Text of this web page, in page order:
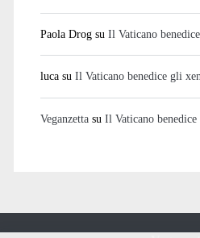
Paola Drogsu Il Vaticano
lucasu Il Vaticano benedice gli
Veganzettasu Il Vaticano